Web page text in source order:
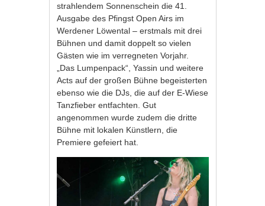
strahlendem Sonnenschein die 41.
Ausgabe des Pfingst Open Airs im
Werdener Löwental – erstmals mit drei
Bühnen und damit doppelt so vielen
Gästen wie im verregneten Vorjahr.
„Das Lumpenpack“, Yassin und weitere
Acts auf der großen Bühne begeisterten
ebenso wie die DJs, die auf der E-Wiese
Tanzfieber entfachten. Gut
angenommen wurde zudem die dritte
Bühne mit lokalen Künstlern, die
Premiere gefeiert hat.